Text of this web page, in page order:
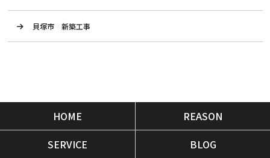
貝塚市 新築工事
HOME
REASON
SERVICE
BLOG